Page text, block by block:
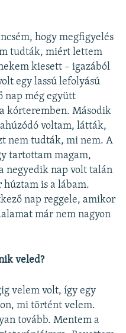
hogy megfigyelés
tudták, miért lettem
kiesett – igazából
egy lassú lefolyású
nap még együtt
kórteremben. Második
voltam, látták,
nem tudták, mi nem. A
tartottam magam,
negyedik nap volt talán
is a lábam.
nap reggele, amikor
már nem nagyon
veled?
velem volt, így egy
mi történt velem.
tovább. Mentem a